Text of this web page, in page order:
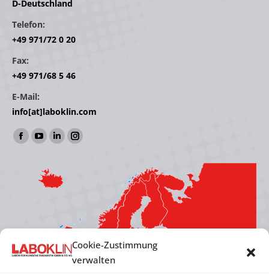
Cookie-Zustimmung
verwalten
D-Deutschland
Telefon:
+49 971/72 0 20
Fax:
+49 971/68 5 46
E-Mail:
info[at]laboklin.com
Find us on:
Facebook
opens
YouTube
opens
in
Linkedin
opens
in
window
Instagram
window